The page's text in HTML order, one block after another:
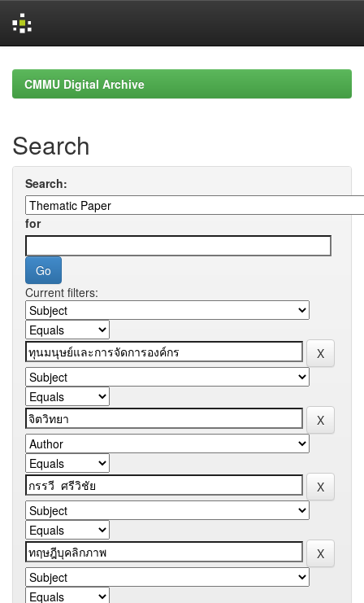
navigationCMMU Digital Archive
Search
Search:
for
Current filters: